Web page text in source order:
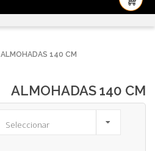
ALMOHADAS 140 CM
ALMOHADAS 140 CM
Seleccionar